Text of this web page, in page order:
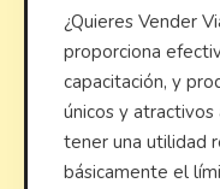
¿Quieres Vender
proporciona
capacitación, y
únicos y
tener una utilidad
básicamente el